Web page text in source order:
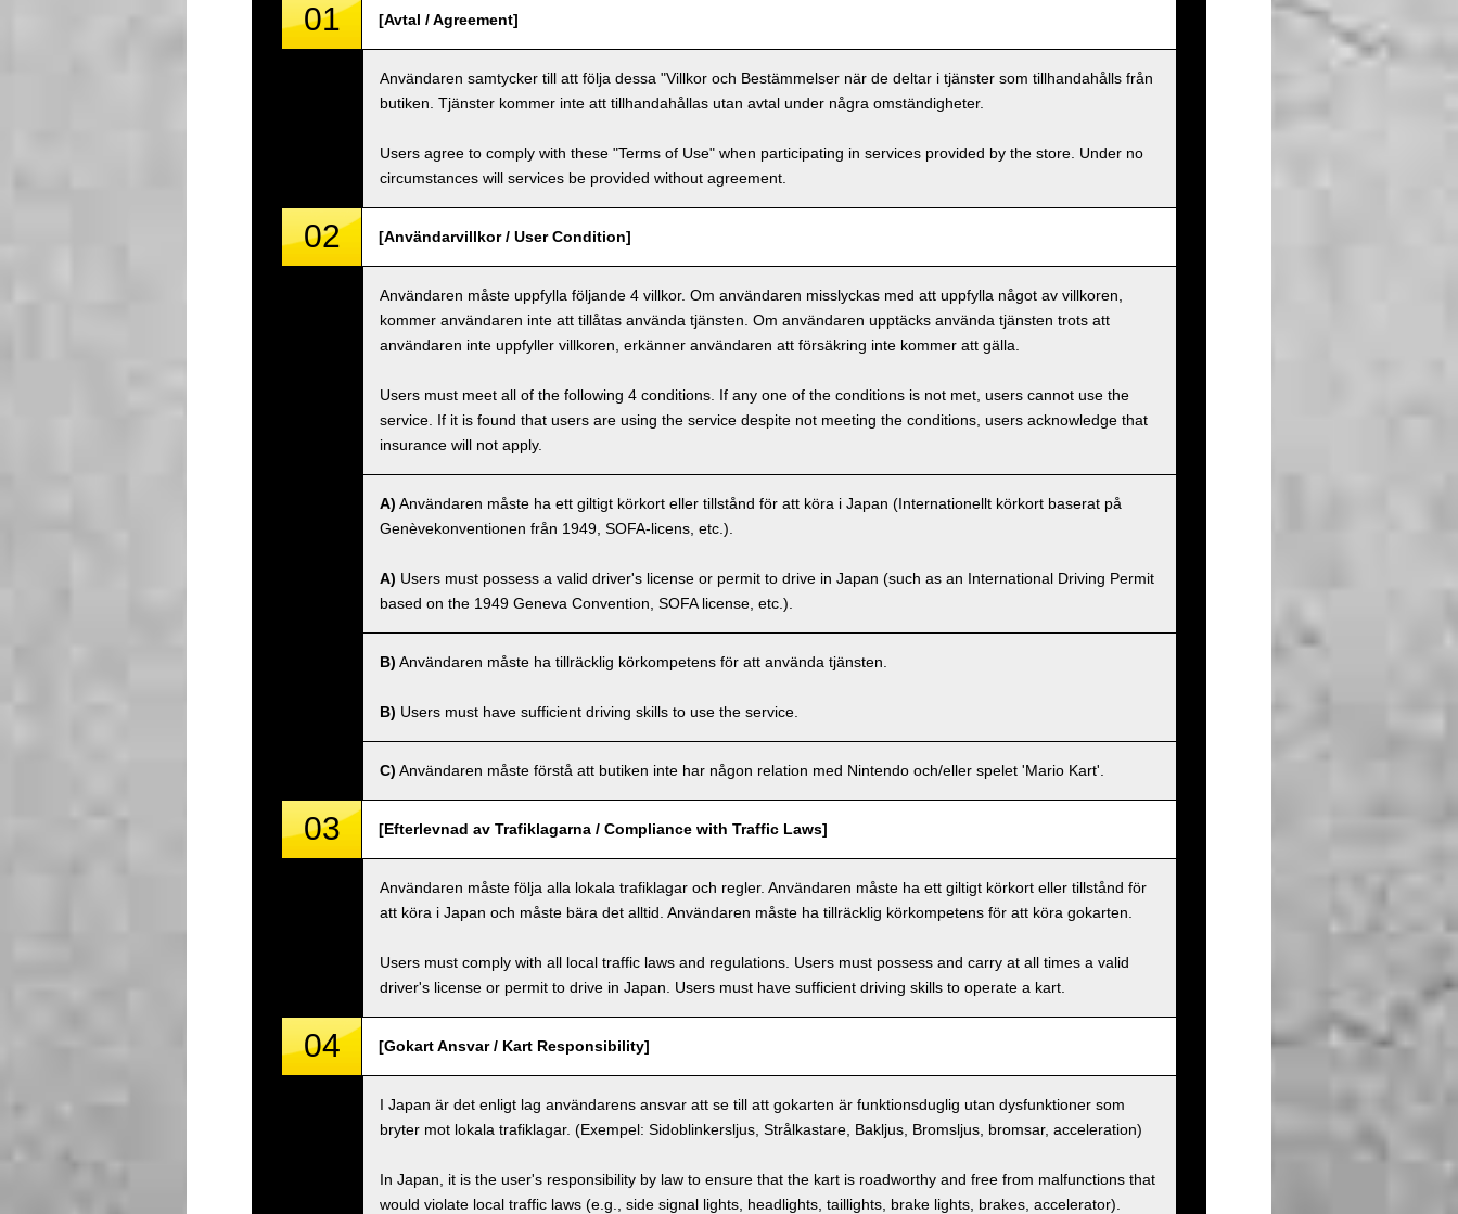
01 [Avtal / Agreement]
Användaren samtycker till att följa dessa "Villkor och Bestämmelser när de deltar i tjänster som tillhandahålls från
butiken. Tjänster kommer inte att tillhandahållas utan avtal under några omständigheter.
Users agree to comply with these "Terms of Use" when participating in services provided by the store. Under no
circumstances will services be provided without agreement.
02 [Användarvillkor / User Condition]
Användaren måste uppfylla följande 4 villkor. Om användaren misslyckas med att uppfylla något av villkoren,
kommer användaren inte att tillåtas använda tjänsten. Om användaren upptäcks använda tjänsten trots att
användaren inte uppfyller villkoren, erkänner användaren att försäkring inte kommer att gälla.
Users must meet all of the following 4 conditions. If any one of the conditions is not met, users cannot use the
service. If it is found that users are using the service despite not meeting the conditions, users acknowledge that
insurance will not apply.
A) Användaren måste ha ett giltigt körkort eller tillstånd för att köra i Japan (Internationellt körkort baserat på
Genèvekonventionen från 1949, SOFA-licens, etc.).
A) Users must possess a valid driver's license or permit to drive in Japan (such as an International Driving Permit
based on the 1949 Geneva Convention, SOFA license, etc.).
B) Användaren måste ha tillräcklig körkompetens för att använda tjänsten.
B) Users must have sufficient driving skills to use the service.
C) Användaren måste förstå att butiken inte har någon relation med Nintendo och/eller spelet 'Mario Kart'.
03 [Efterlevnad av Trafiklagarna / Compliance with Traffic Laws]
Användaren måste följa alla lokala trafiklagar och regler. Användaren måste ha ett giltigt körkort eller tillstånd för
att köra i Japan och måste bära det alltid. Användaren måste ha tillräcklig körkompetens för att köra gokarten.
Users must comply with all local traffic laws and regulations. Users must possess and carry at all times a valid
driver's license or permit to drive in Japan. Users must have sufficient driving skills to operate a kart.
04 [Gokart Ansvar / Kart Responsibility]
I Japan är det enligt lag användarens ansvar att se till att gokarten är funktionsduglig utan dysfunktioner som
bryter mot lokala trafiklagar. (Exempel: Sidoblinkersljus, Strålkastare, Bakljus, Bromsljus, bromsar, acceleration)
In Japan, it is the user's responsibility by law to ensure that the kart is roadworthy and free from malfunctions that
would violate local traffic laws (e.g., side signal lights, headlights, taillights, brake lights, brakes, accelerator).